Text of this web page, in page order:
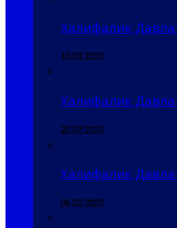
Халифалик
10.03.2023
Халифалик
20.02.2023
Халифалик
06.02.2023